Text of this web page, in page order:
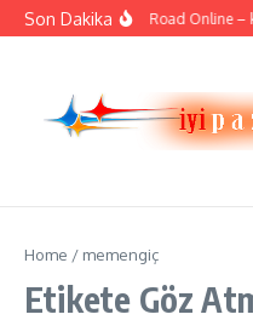
İçeriğe atla
Son DakikaCricket Road Online –
Home / memengiç
Etikete Göz